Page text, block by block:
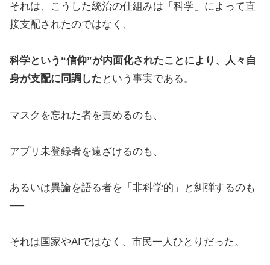
それは、こうした統治の仕組みは「科学」によって直
接支配されたのではなく、
科学という“信仰”が内面化されたことにより、人々自
身が支配に同調した という事実である。
マスクを忘れた者を責めるのも、
アプリ未登録者を遠ざけるのも、
あるいは異論を語る者を「非科学的」と糾弾するのも
──
それは国家やAIではなく、市民一人ひとりだった。